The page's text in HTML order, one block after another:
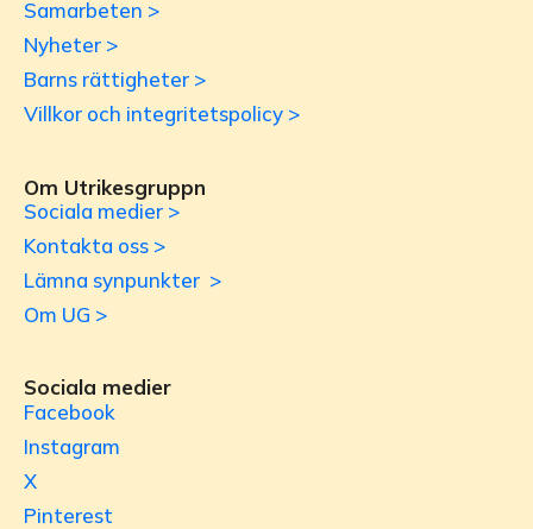
Samarbeten >
Nyheter >
Barns rättigheter >
Villkor och integritetspolicy >
Om Utrikesgruppn
Sociala medier >
Kontakta oss >
Lämna synpunkter >
Om UG >
Sociala medier
Facebook
Instagram
X
Pinterest